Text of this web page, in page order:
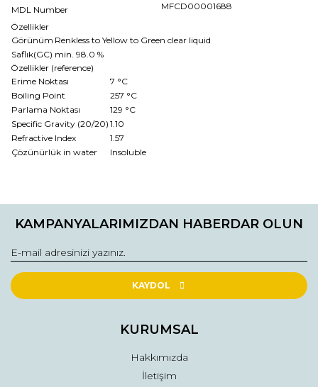
MDL Number
MFCD00001688
Özellikler
Görünüm Renkless to Yellow to Green clear liquid
Saflık(GC) min. 98.0 %
Özellikler (reference)
Erime Noktası
7 °C
Boiling Point
257 °C
Parlama Noktası
129 °C
Specific Gravity (20/20) 1.10
Refractive Index
1.57
Çözünürlük in water
Insoluble
konularda yetersiz gördüğünüz noktaları öneri formunu
Görüş ve önerileriniz için teşekkür ederiz.
Ürün resmi kalitesiz, bozuk veya görüntülenemiyor.
Ürün açıklamasında eksik bilgiler bulunuyor.
Ürün fiyatı diğer sitelerden daha pahalı.
KAMPANYALARIMIZDAN HABERDAR OLUN
KAYDOL
KURUMSAL
Hakkımızda
İletişim